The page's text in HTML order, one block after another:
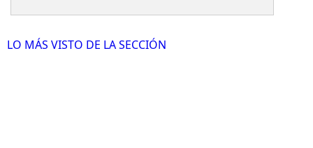
LO MÁS VISTO DE LA SECCIÓN